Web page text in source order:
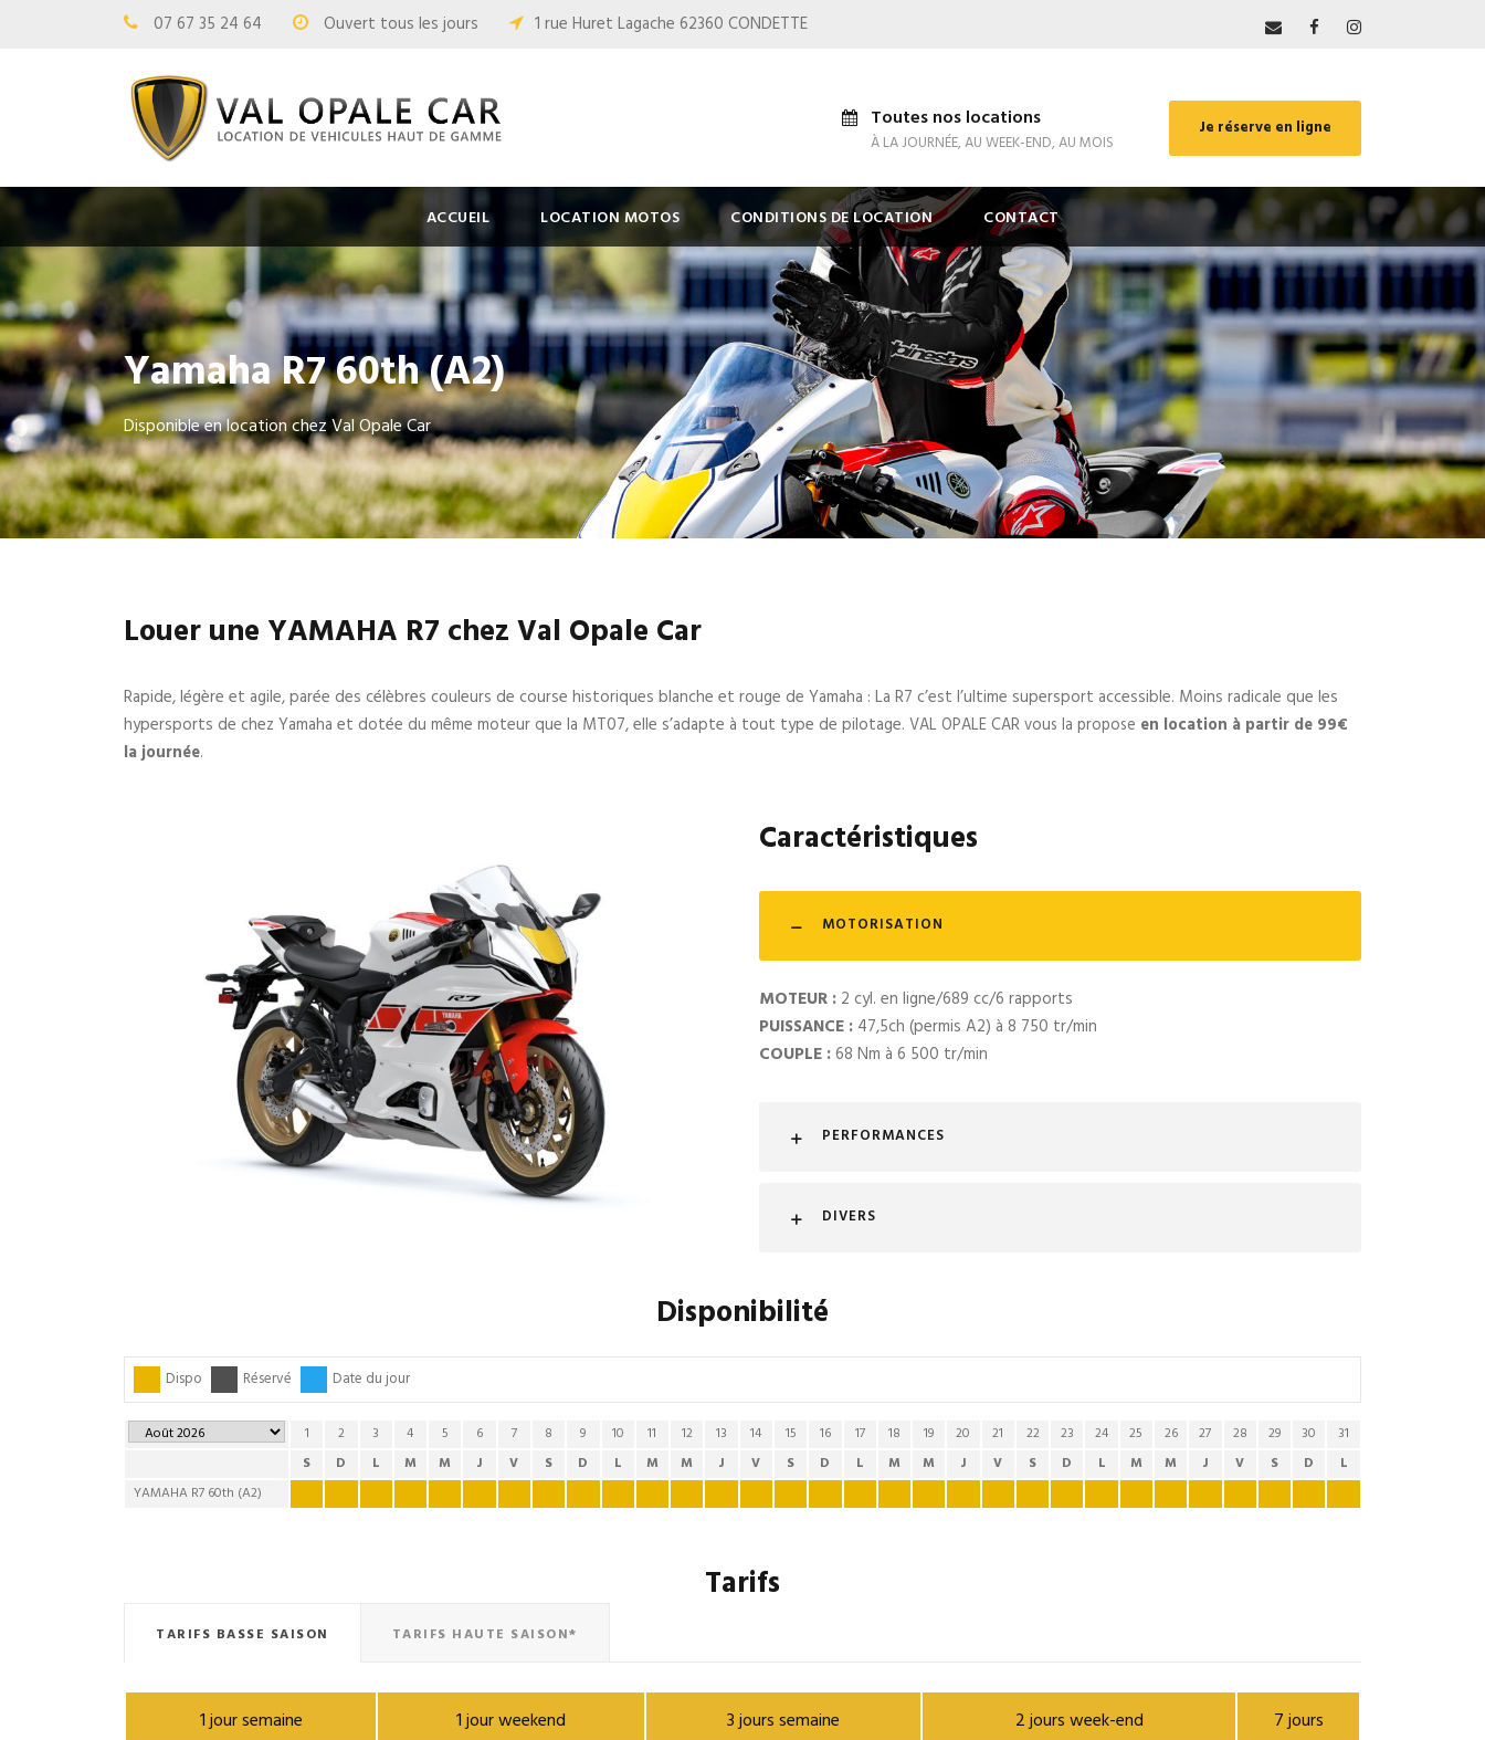
07 67 35 24 64 Ouvert tous les jours 1 rue Huret Lagache 62360 CONDETTE
Toutes nos locations
À LA JOURNÉE, AU WEEK-END, AU MOIS
Je réserve en ligne
ACCUEIL LOCATION MOTOS CONDITIONS DE LOCATION CONTACT
Yamaha R7 60th (A2)
Disponible en location chez Val Opale Car
Louer une YAMAHA R7 chez Val Opale Car
Rapide, légère et agile, parée des célèbres couleurs de course historiques blanche et rouge de Yamaha : La R7 c’est l’ultime supersport accessible. Moins radicale que les
hypersports de chez Yamaha et dotée du même moteur que la MT07, elle s’adapte à tout type de pilotage. VAL OPALE CAR vous la propose en location à partir de 99€
la journée.
Caractéristiques
MOTORISATION
MOTEUR : 2 cyl. en ligne/689 cc/6 rapports
PUISSANCE : 47,5ch (permis A2) à 8 750 tr/min
COUPLE :68 Nm à 6 500 tr/min
PERFORMANCES
DIVERS
Disponibilité
Dispo Réservé Date du jour
1 2 3 4 5 6 7 8 9 10 11 12 13 14 15 16 17 18 19 20 21 22 23 24 25 26 27 28 29 30
31
S
D L M M J V S D L M M J V S D L M M J V S D L M M J V S D
L
YAMAHA R7 60th (A2)
Tarifs
TARIFS BASSE SAISON TARIFS HAUTE SAISON*
1 jour semaine 1 jour weekend 3 jours semaine 2 jours week-end 7 jours